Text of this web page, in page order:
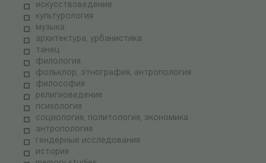
искусствоведение
культурология
музыка
архитектура, урбанистика
танец
филология
фольклор, этнография, антропология
философия
религиоведение
психология
социология, политология, экономика
антропология
гендерные исследования
история